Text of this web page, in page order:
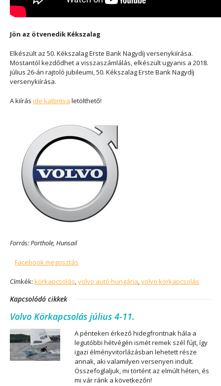
Jön az ötvenedik Kékszalag
Elkészült az 50. Kékszalag Erste Bank Nagydíj versenykiírása.
Mostantól kezdődhet a visszaszámlálás, elkészült ugyanis a 2018.
július 26-án rajtoló jubileumi, 50. Kékszalag Erste Bank Nagydíj
versenykiírása.
A kiírás ide kattintva letölthető!
Forrás: Porthole, Hunsail
Facebook megosztás
Címkék: körkapcsolás,volvo autó hungária,volvo körkapcsolás
Kapcsolódó cikkek
Volvo Körkapcsolás július 4-11.
A pénteken érkező hidegfrontnak hála a
legutóbbi hétvégén ismét remek szél fújt, így
igazi élményvitorlázásban lehetett része
annak, aki valamilyen versenyen indult.
Összefoglaljuk, mi történt az elmúlt héten, és
mi vár ránk a következőn!